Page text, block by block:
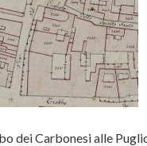
dei Carbonesi alle